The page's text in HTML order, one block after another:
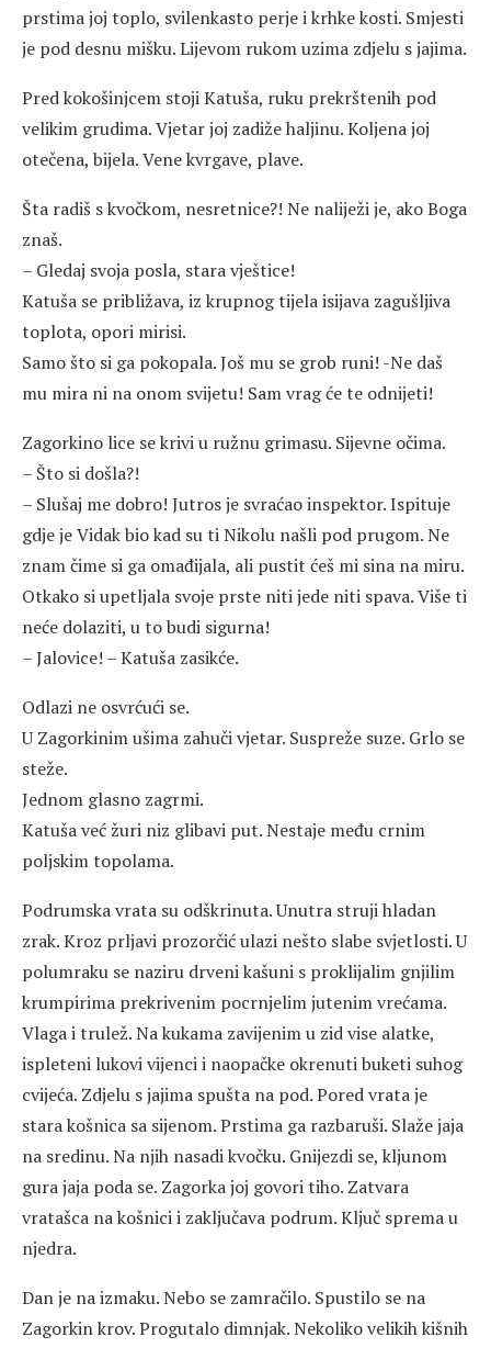
prstima joj toplo, svilenkasto perje i krhke kosti. Smjesti
je pod desnu mišku. Lijevom rukom uzima zdjelu s jajima.
Pred kokošinjcem stoji Katuša, ruku prekrštenih pod
velikim grudima. Vjetar joj zadiže haljinu. Koljena joj
otečena, bijela. Vene kvrgave, plave.
Šta radiš s kvočkom, nesretnice?! Ne naliježi je, ako Boga
znaš.
– Gledaj svoja posla, stara vještice!
Katuša se približava, iz krupnog tijela isijava zagušljiva
toplota, opori mirisi.
Samo što si ga pokopala. Još mu se grob runi! -Ne daš
mu mira ni na onom svijetu! Sam vrag će te odnijeti!
Zagorkino lice se krivi u ružnu grimasu. Sijevne očima.
– Što si došla?!
– Slušaj me dobro! Jutros je svraćao inspektor. Ispituje
gdje je Vidak bio kad su ti Nikolu našli pod prugom. Ne
znam čime si ga omađijala, ali pustit ćeš mi sina na miru.
Otkako si upetljala svoje prste niti jede niti spava. Više ti
neće dolaziti, u to budi sigurna!
– Jalovice! – Katuša zasikće.
Odlazi ne osvrćući se.
U Zagorkinim ušima zahuči vjetar. Suspreže suze. Grlo se
steže.
Jednom glasno zagrmi.
Katuša već žuri niz glibavi put. Nestaje među crnim
poljskim topolama.
Podrumska vrata su odškrinuta. Unutra struji hladan
zrak. Kroz prljavi prozorčić ulazi nešto slabe svjetlosti. U
polumraku se naziru drveni kašuni s proklijalim gnjilim
krumpirima prekrivenim pocrnjelim jutenim vrećama.
Vlaga i trulež. Na kukama zavijenim u zid vise alatke,
ispleteni lukovi vijenci i naopačke okrenuti buketi suhog
cvijeća. Zdjelu s jajima spušta na pod. Pored vrata je
stara košnica sa sijenom. Prstima ga razbaruši. Slaže jaja
na sredinu. Na njih nasadi kvočku. Gnijezdi se, kljunom
gura jaja poda se. Zagorka joj govori tiho. Zatvara
vratašca na košnici i zaključava podrum. Ključ sprema u
njedra.
Dan je na izmaku. Nebo se zamračilo. Spustilo se na
Zagorkin krov. Progutalo dimnjak. Nekoliko velikih kišnih